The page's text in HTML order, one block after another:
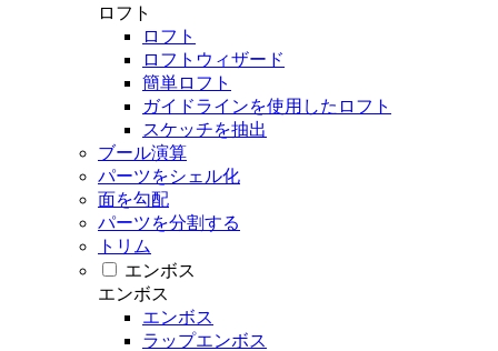
ロフト
ロフト
ロフトウィザード
簡単ロフト
ガイドラインを使用したロフト
スケッチを抽出
ブール演算
パーツをシェル化
面を勾配
パーツを分割する
トリム
エンボス
エンボス
エンボス
ラップエンボス